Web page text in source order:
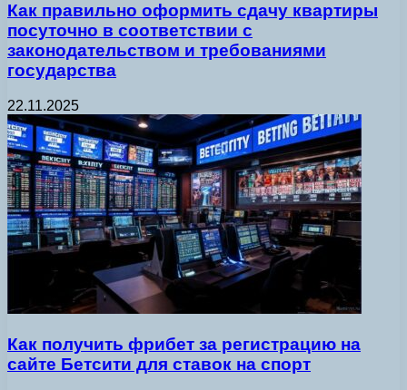
Как правильно оформить сдачу квартиры
посуточно в соответствии с
законодательством и требованиями
государства
22.11.2025
Как получить фрибет за регистрацию на
сайте Бетсити для ставок на спорт